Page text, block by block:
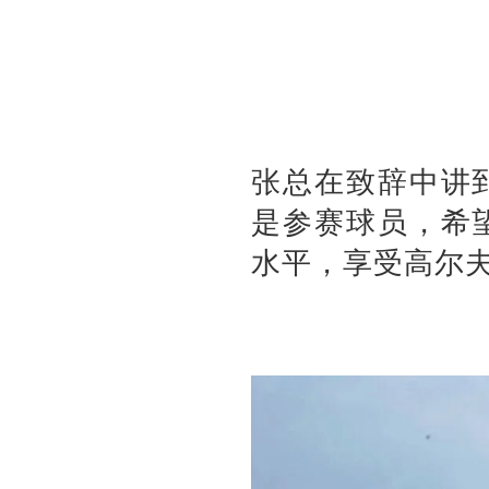
张总在致辞中讲
是参赛球员，希
水平，享受高尔